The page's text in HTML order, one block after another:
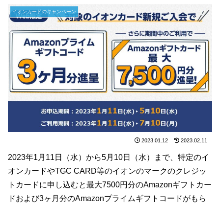
イオンカードのキャンペーン
2023.01.12 2023.02.11
2023年1月11日（水）から5月10日（水）まで、特定のイ
オンカードやTGC CARD等のイオンのマークのクレジッ
トカードに申し込むと最大7500円分のAmazonギフトカー
ドおよび3ヶ月分のAmazonプライムギフトコードがもら